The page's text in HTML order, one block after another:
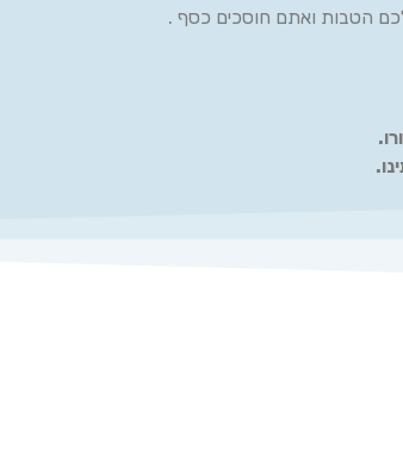
הטבות ואתם חוסכים כסף .